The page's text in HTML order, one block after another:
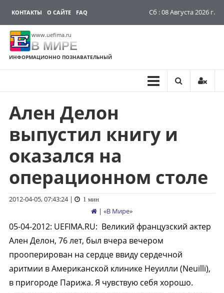
КОНТАКТЫ О САЙТЕ FAQ Сб : 08 Августа 2026 г.
www.uefima.ru
В МИРЕ
ИНФОРМАЦИОННО ПОЗНАВАТЕЛЬНЫЙ
Перейти
содержимому
Ален Делон
выпустил книгу и
оказался на
операционном столе
2012-04-05, 07:43:24| 1 мин
| «В Мире»
05-04-2012: UEFIMA.RU: Великий французский актер
Ален Делон, 76 лет, был вчера вечером
прооперирован на сердце ввиду сердечной
аритмии в Американской клинике Неуилли (Neuilli),
в пригороде Парижа. Я чувствую себя хорошо.